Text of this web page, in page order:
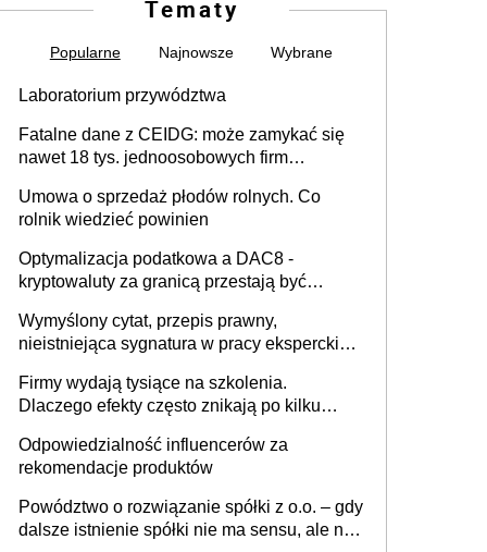
Tematy
Popularne Najnowsze Wybrane
Laboratorium przywództwa
Fatalne dane z CEIDG: może zamykać się
nawet 18 tys. jednoosobowych firm
Umowa o sprzedaż płodów rolnych. Co
rolnik wiedzieć powinien
Optymalizacja podatkowa a DAC8 -
kryptowaluty za granicą przestają być
Wymyślony cytat, przepis prawny,
nieistniejąca sygnatura w pracy eksperckiej -
firmie
Firmy wydają tysiące na szkolenia.
Dlaczego efekty często znikają po kilku
Odpowiedzialność influencerów za
rekomendacje produktów
Powództwo o rozwiązanie spółki z o.o. – gdy
dalsze istnienie spółki nie ma sensu, ale nie